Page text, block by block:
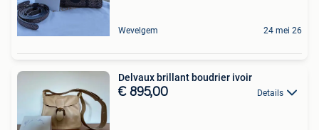
Wevelgem 24 mei 26
Delvaux brillant boudrier ivoir
€ 895,00 Details